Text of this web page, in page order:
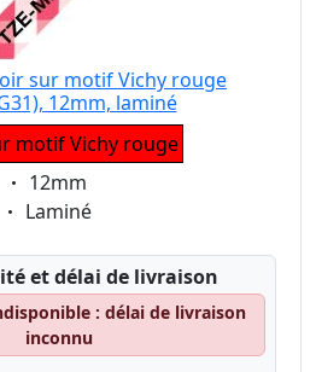
sur motif Vichy rouge
12mm, laminé
motif Vichy rouge
Eigenschaft:
12mm
Eigenschaft:
Laminé
et délai de livraison
: délai de livraison
inconnu